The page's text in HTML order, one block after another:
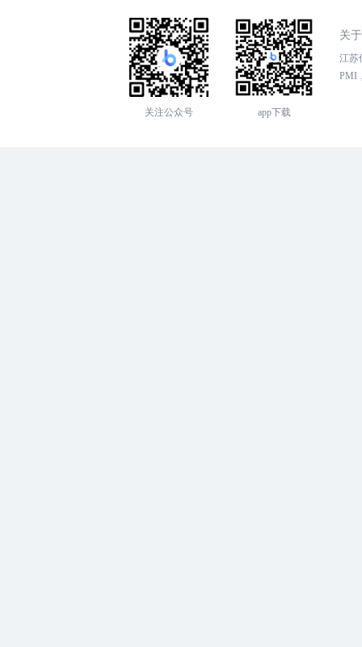
关注公众号 app下载
关
江苏
PMI